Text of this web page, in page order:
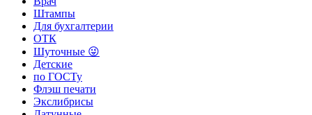
Штампы
Для бухгалтерии
ОТК
Шуточные 😜
Детские
по ГОСТу
Флэш печати
Экслибрисы